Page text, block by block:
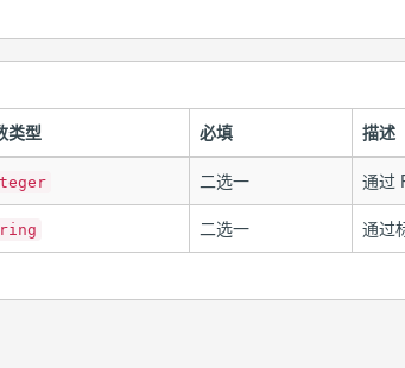
类型 必填 描述
二选一 通过
二选一 通过